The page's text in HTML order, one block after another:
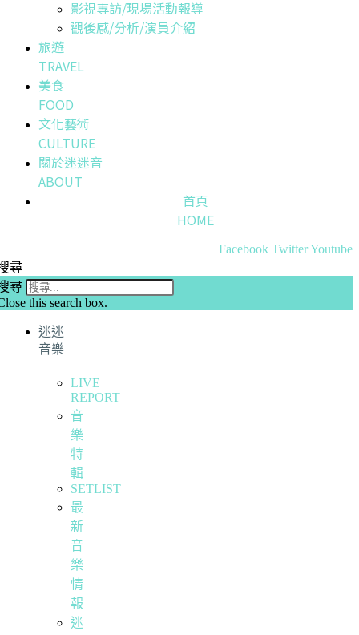
影視專訪/現場活動報導
觀後感/分析/演員介紹
旅遊
TRAVEL
美食
FOOD
文化藝術
CULTURE
關於迷迷音
ABOUT
首頁
HOME
Facebook TwitterYoutube
尋
尋
this search box.
迷迷
音樂
LIVE
REPORT
音
樂
特
輯
SETLIST
最
新
音
樂
情
報
迷